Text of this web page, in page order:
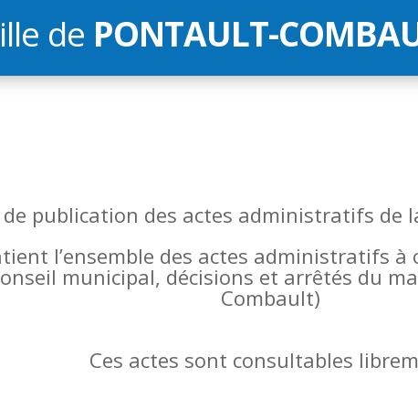
de PONTAULT-
publication des actes administratifs de
l’ensemble des actes administratifs
municipal, décisions et arrêtés du
Combault)
Ces actes sont consultables